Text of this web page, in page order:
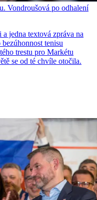
Vondroušová po odhalení
jedna textová zpráva na
tenisu
trestu pro Markétu
se od té chvíle otočila.